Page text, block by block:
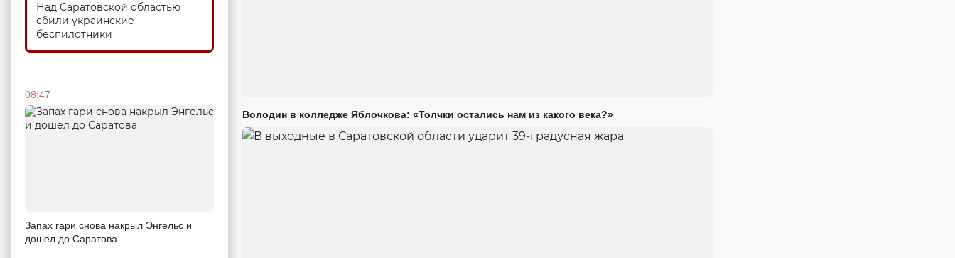
Над Саратовской областью
сбили украинские
беспилотники
08:47
Запах гари снова накрыл Энгельс и
дошел до Саратова
Володин в колледже Яблочкова: «Толчки остались нам из какого века?»